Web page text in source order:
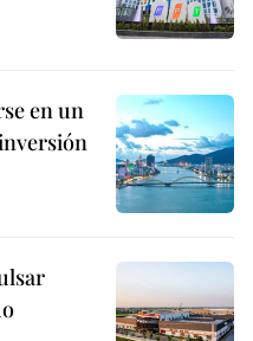
en un